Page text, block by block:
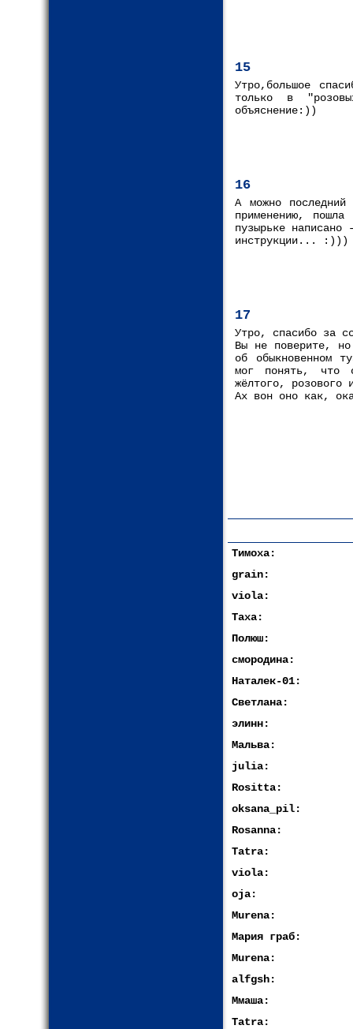
15
Утро,большое
только в
объяснение:))
16
А можно
применению,
пузырьке написано
инструкции... :)))
17
Утро, спасибо за
Вы не поверите,
об обыкновенном
мог понять, что
жёлтого, розового
Ах вон оно как,
Тимоха:
grain:
viola:
Таха:
Полюш:
смородина:
Наталек-01:
Светлана:
элинн:
Мальва:
julia:
Rositta:
oksana_pil:
Rosanna:
Tatra:
viola:
oja:
Murena:
Мария граб:
Murena:
alfgsh:
Ммаша:
Tatra: